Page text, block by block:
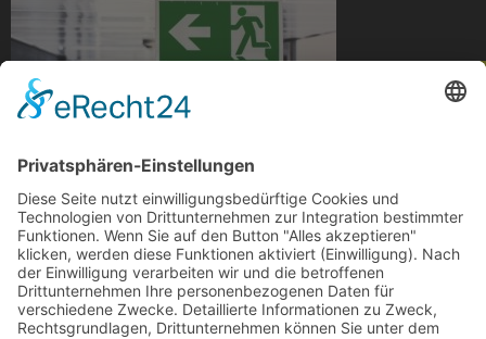
Evakuierung
© 2024-AD Crew